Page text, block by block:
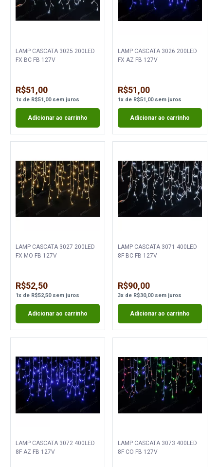
LAMP CASCATA 3025 200LED
FX BC FB 127V
R$51,00
1x de R$51,00sem juros
Adicionar ao carrinho
LAMP CASCATA 3026 200LED
FX AZ FB 127V
R$51,00
1xde R$51,00sem juros
Adicionar ao carrinho
LAMP CASCATA 3027 200LED
FX MO FB 127V
R$52,50
1x de R$52,50sem juros
Adicionar ao carrinho
LAMP CASCATA 3071 400LED
8F BC FB 127V
R$90,00
3xde R$30,00sem juros
Adicionar ao carrinho
LAMP CASCATA 3072 400LED
8F AZ FB 127V
LAMP CASCATA 3073 400LED
8F CO FB 127V